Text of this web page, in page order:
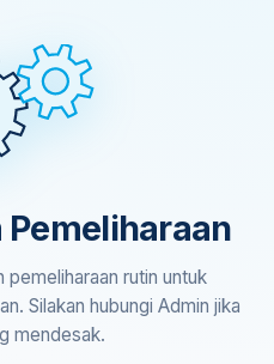
pemeliharaan rutin untuk
Silakan hubungi Admin jika
mendesak.